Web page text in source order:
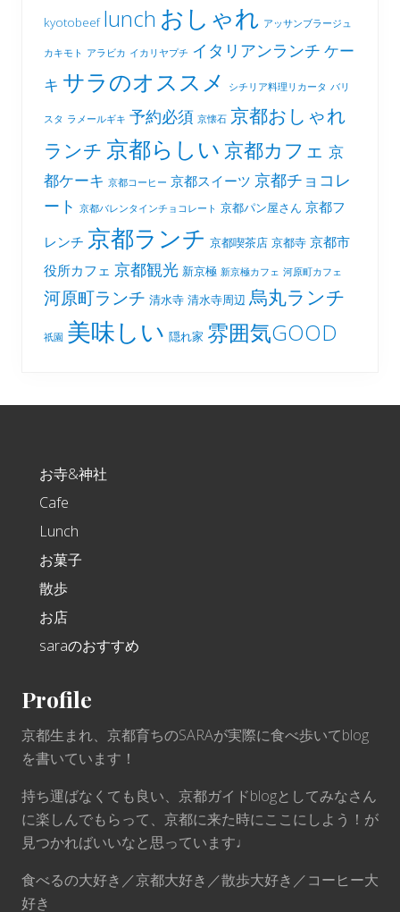
kyotobeef lunch おしゃれ アッサンブラージュ
カキモト アラビカ イカリヤプチ イタリアンランチ ケー
キ サラのオススメ シチリア料理リカータ バリ
スタ ラメールギキ 予約必須 京懐石 京都おしゃれ
ランチ 京都らしい 京都カフェ 京
都ケーキ 京都コーヒー 京都スイーツ 京都チョコレ
ート 京都バレンタインチョコレート 京都パン屋さん 京都フ
レンチ 京都ランチ 京都喫茶店 京都寺 京都市
役所カフェ 京都観光 新京極 新京極カフェ 河原町カフェ
河原町ランチ 清水寺 清水寺周辺 烏丸ランチ
祇園 美味しい 隠れ家 雰囲気GOOD
お寺&神社
Cafe
Lunch
お菓子
散歩
お店
saraのおすすめ
Profile
京都生まれ、京都育ちのSARAが実際に食べ歩いてblog
を書いています！
持ち運ばなくても良い、京都ガイドblogとしてみなさん
に楽しんでもらって、京都に来た時にここにしよう！が
見つかればいいなと思っています♩
食べるの大好き／京都大好き／散歩大好き／コーヒー大
好き